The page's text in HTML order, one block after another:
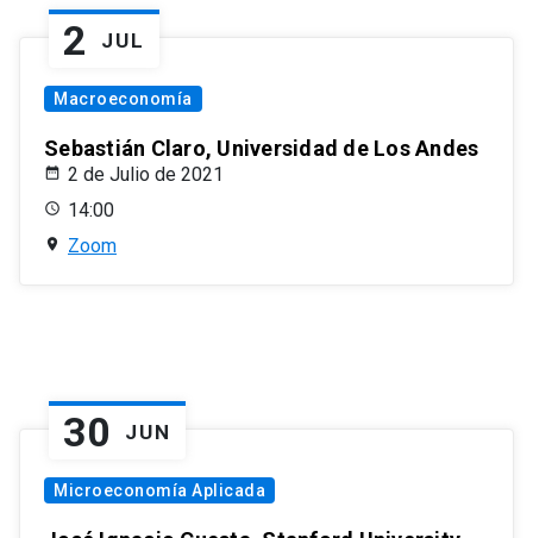
2 JUL
Macroeconomía
Sebastián Claro, Universidad de Los Andes
2 de Julio de 2021
14:00
Zoom
30 JUN
Microeconomía Aplicada